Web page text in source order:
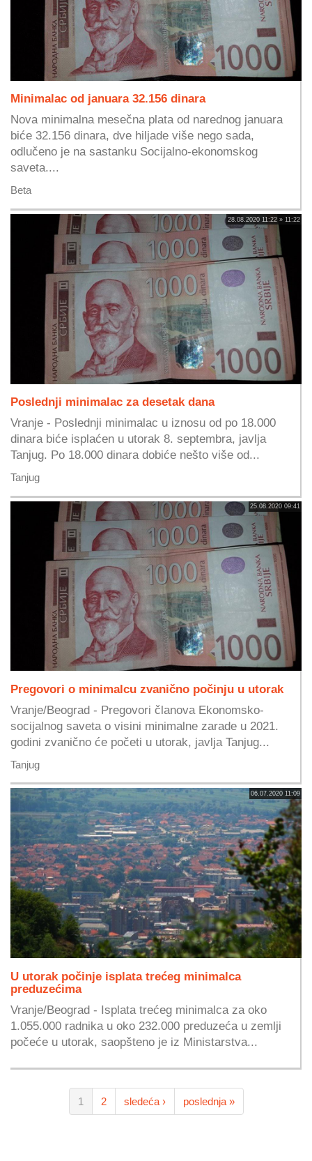
Minimalac od januara 32.156 dinara
Nova minimalna mesečna plata od narednog januara
biće 32.156 dinara, dve hiljade više nego sada,
odlučeno je na sastanku Socijalno-ekonomskog
saveta....
Beta
28.08.2020 11:22 » 11:22
Poslednji minimalac za desetak dana
Vranje - Poslednji minimalac u iznosu od po 18.000
dinara biće isplaćen u utorak 8. septembra, javlja
Tanjug. Po 18.000 dinara dobiće nešto više od...
Tanjug
25.08.2020 09:41
Pregovori o minimalcu zvanično počinju u utorak
Vranje/Beograd - Pregovori članova Ekonomsko-
socijalnog saveta o visini minimalne zarade u 2021.
godini zvanično će početi u utorak, javlja Tanjug...
Tanjug
06.07.2020 11:09
U utorak počinje isplata trećeg minimalca
preduzećima
Vranje/Beograd - Isplata trećeg minimalca za oko
1.055.000 radnika u oko 232.000 preduzeća u zemlji
počeće u utorak, saopšteno je iz Ministarstva...
1 2 sledeća › poslednja »